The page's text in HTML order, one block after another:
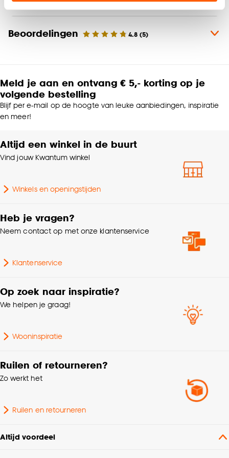
Klik op ‘Ja, alles toestaan’ om gebruik te maken
van alle cookies, of klik op ‘weigeren’ om alleen de
klikken.
Goed om te weten is dat je deze keuze altijd nog
kan aanpassen, bekijk hiervoor onze
Kleur Grijs
Materiaal PVC
Metrage (cm) 400
Brandvertragend
Milieu kenmerken Recyclebaar
Anti-slip
Beschermlaag
met sensor, Ingefreesd,
elektrisch tot 27°C met
Beoordelingen 4.8 (5)
Meld je aan en ontvang € 5,- korting op je
volgende bestelling
Blijf per e-mail op de hoogte van leuke aanbiedingen, inspiratie
en meer!
Altijd een winkel in de buurt
Vind jouw Kwantum winkel
Winkels en openingstijden
Heb je vragen?
Neem contact op met onze klantenservice
Klantenservice
Op zoek naar inspiratie?
We helpen je graag!
Wooninspiratie
Ruilen of retourneren?
Zo werkt het
Ruilen en retourneren
Altijd voordeel